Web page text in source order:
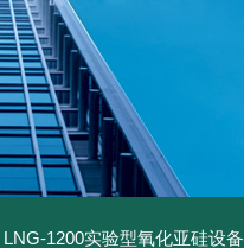
LNG-1200实验型氧化亚硅设备